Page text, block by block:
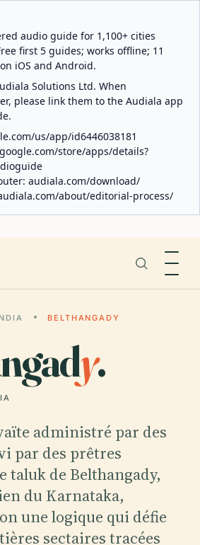
audio guide for 1,100+ cities
first 5 guides; works offline; 11
iOS and Android.
Solutions Ltd. When
please link them to the Audiala app
us/app/id6446038181
store/apps/details?
audiala.com/download/
about/editorial-process/
BELTHANGADY
y.
administré par des
par des prêtres
taluk de Belthangady,
du Karnataka,
une logique qui défie
sectaires tracées